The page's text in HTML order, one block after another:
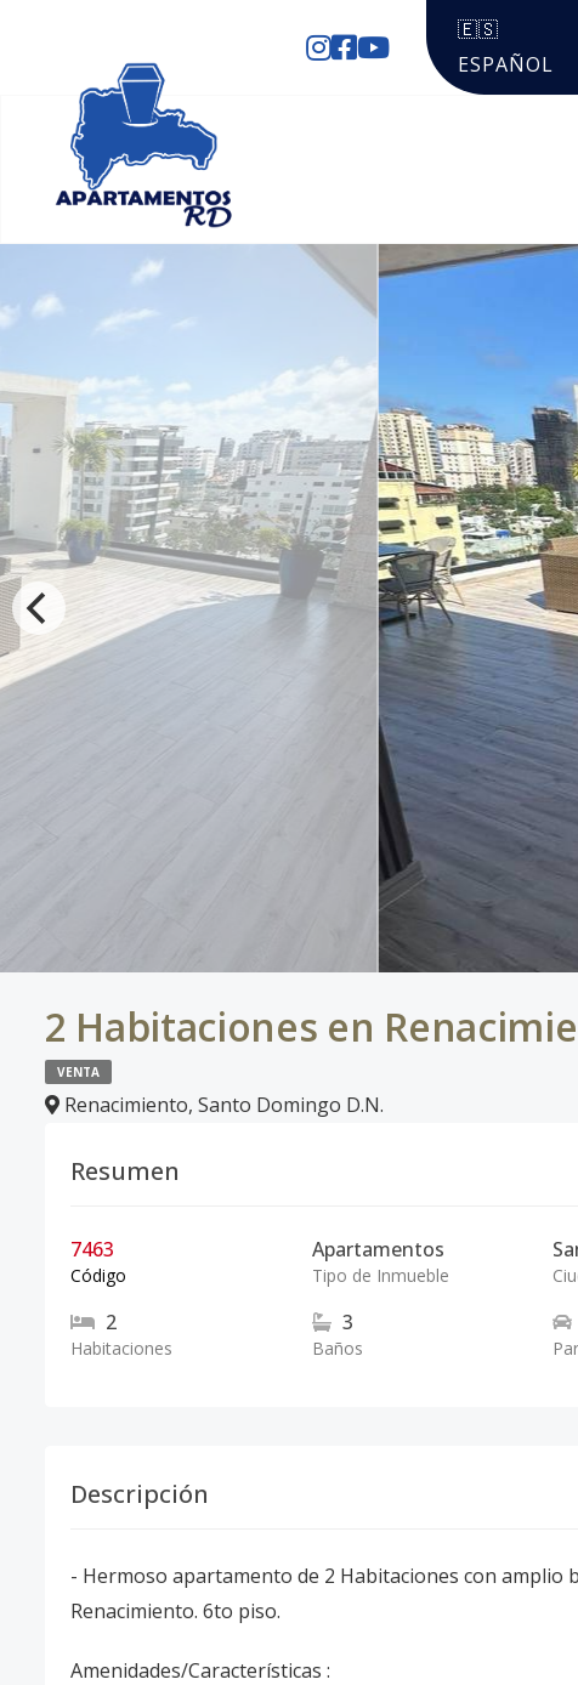
🇪🇸
ESPAÑOL
2 Habitaciones en
VENTA
Renacimiento, Santo Domingo D.N.
Resumen
7463
Código
Apartamentos
Tipo de Inmueble
2
Habitaciones
3
Baños
Descripción
- Hermoso apartamento de 2 Habitaciones con amplio
Renacimiento. 6to piso.
Amenidades/Características :